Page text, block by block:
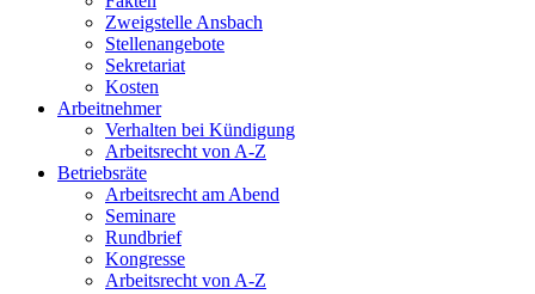
Zweigstelle Ansbach
Stellenangebote
Sekretariat
Kosten
Arbeitnehmer
Verhalten bei Kündigung
Arbeitsrecht von A-Z
Betriebsräte
Arbeitsrecht am Abend
Seminare
Rundbrief
Kongresse
Arbeitsrecht von A-Z